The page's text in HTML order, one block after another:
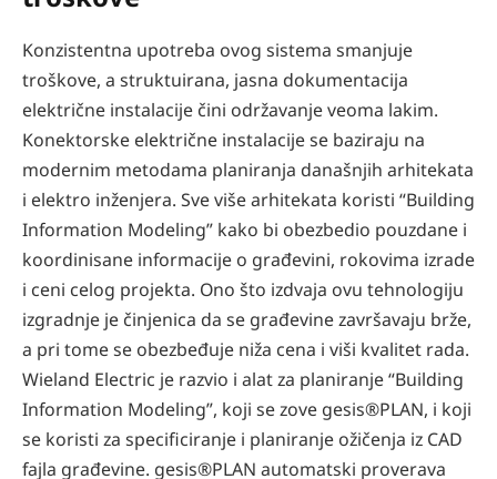
Konzistentna upotreba ovog sistema smanjuje
troškove, a struktuirana, jasna dokumentacija
električne instalacije čini održavanje veoma lakim.
Konektorske električne instalacije se baziraju na
modernim metodama planiranja današnjih arhitekata
i elektro inženjera. Sve više arhitekata koristi “Building
Information Modeling” kako bi obezbedio pouzdane i
koordinisane informacije o građevini, rokovima izrade
i ceni celog projekta. Ono što izdvaja ovu tehnologiju
izgradnje je činjenica da se građevine završavaju brže,
a pri tome se obezbeđuje niža cena i viši kvalitet rada.
Wieland Electric je razvio i alat za planiranje “Building
Information Modeling”, koji se zove gesis®PLAN, i koji
se koristi za specificiranje i planiranje ožičenja iz CAD
fajla građevine. gesis®PLAN automatski proverava